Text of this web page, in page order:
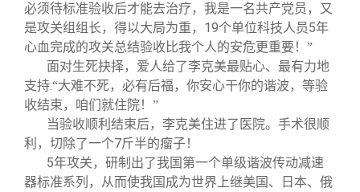
必须待标准验收后才能去治疗，我是一名共产党员，又
是攻关组组长，得以大局为重， 19个单位科技人员5年
心血完成的攻关总结验收比我个人的安危更重要！”
面对生死抉择，爱人给了李克美最贴心、最有力地
支持:“大难不死，必有后福，你安心干你的谐波，等验
收结束，咱们就住院！”
当验收顺利结束后，李克美住进了医院。手术很顺
利，切除了一个7斤半的瘤子！
5年攻关，研制出了我国第一个单级谐波传动减速
器标准系列，从而使我国成为世界上继美国、日本、俄